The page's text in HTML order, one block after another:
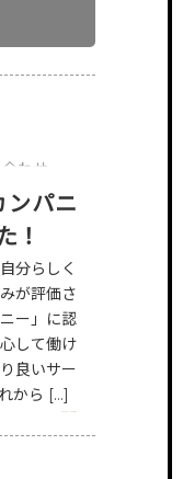
ンパニ
！
分らしく
が評価さ
ー」に認
して働け
良いサー
から […]
VIEW MORE
わせ
さい。